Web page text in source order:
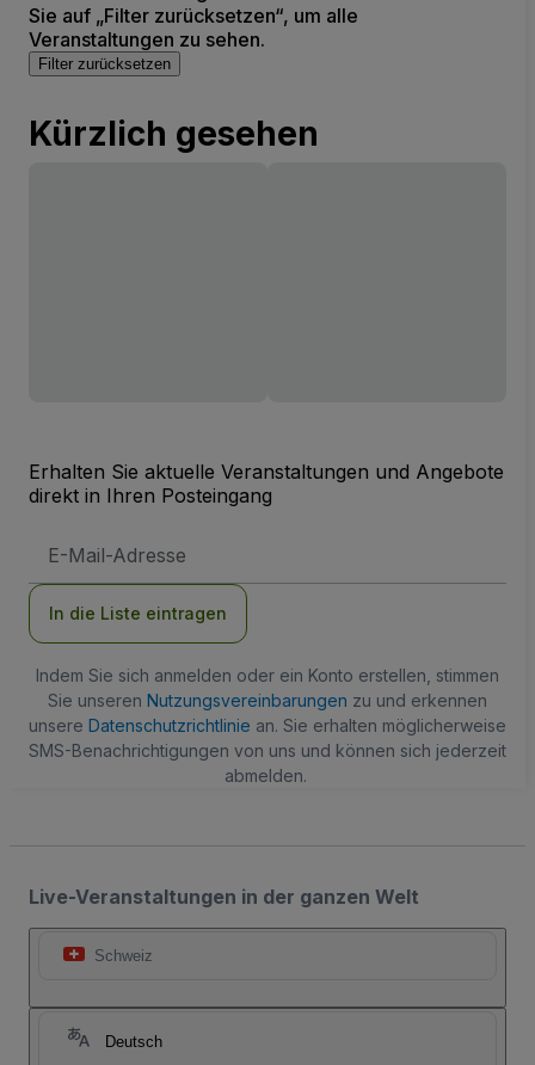
Sie auf „Filter zurücksetzen“, um alle
Veranstaltungen zu sehen.
Filter zurücksetzen
Kürzlich gesehen
Erhalten Sie aktuelle Veranstaltungen und Angebote
direkt in Ihren Posteingang
Mail-
In die Liste eintragen
Indem Sie sich anmelden oder ein Konto erstellen, stimmen
Sie unseren Nutzungsvereinbarungen zu und erkennen
unsere Datenschutzrichtlinie an. Sie erhalten möglicherweise
SMS-Benachrichtigungen von uns und können sich jederzeit
abmelden.
Live-Veranstaltungen in der ganzen Welt
Schweiz
Deutsch